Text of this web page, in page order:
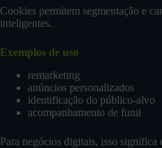
Cookies permitem segmentação e
inteligentes.
Exemplos de uso
remarketing
anúncios personalizados
identificação do público-alvo
acompanhamento de funil
Para negócios digitais, isso significa